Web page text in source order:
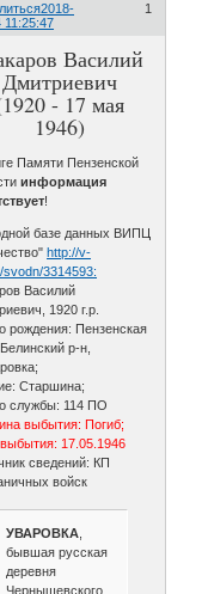
1
2018-
11:25:47
Василий
Дмитриевич
- 17 мая
1946)
Памяти Пензенской
информация
!
базе данных ВИПЦ
http://v-
svodn/3314593:
Василий
1920 г.р.
рождения: Пензенская
р-н,
Старшина;
службы: 114 ПО
выбытия: Погиб;
17.05.1946
сведений: КП
войск
УВАРОВКА,
бывшая русская
деревня
Чернышевского